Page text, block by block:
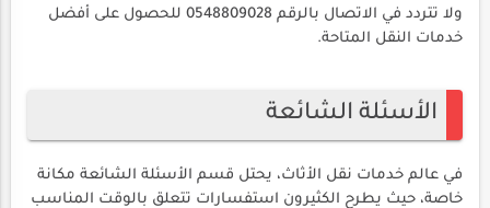
ولا تتردد في الاتصال بالرقم 0548809028 للحصول على أفضل
خدمات النقل المتاحة.
الأسئلة الشائعة
في عالم خدمات نقل الأثاث، يحتل قسم الأسئلة الشائعة مكانة
خاصة، حيث يطرح الكثيرون استفسارات تتعلق بالوقت المناسب